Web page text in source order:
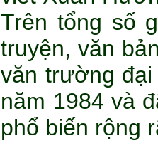
Trên tổng số
truyện, văn
văn trường đại
năm 1984 và
phổ biến rộng